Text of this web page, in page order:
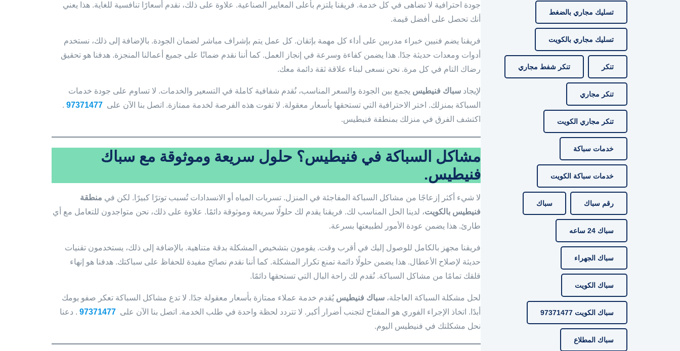
جودة احترافية لا تضاهى في كل خدمة. فريقنا يلتزم بأعلى المعايير الصناعية. علاوة على ذلك، نقدم أسعارًا تنافسية للغاية. هذا يعني
أنك تحصل على أفضل قيمة.
فريقنا يضم فنيين خبراء مدربين على أداء كل مهمة بإتقان. كل عمل يتم بإشراف مباشر لضمان الجودة. بالإضافة إلى ذلك، نستخدم
أدوات ومعدات حديثة جدًا. هذا يضمن كفاءة وسرعة في إنجاز العمل. كما أننا نقدم ضمانًا على جميع أعمالنا المنجزة. هدفنا هو تحقيق
رضاك التام في كل مرة. نحن نسعى لبناء علاقة ثقة دائمة معك.
لإيجادسباك فنيطيس يجمع بين الجودة والسعر المناسب، نُقدم شفافية كاملة في التسعير والخدمات. لا تساوم على جودة خدمات
السباكة بمنزلك. اختر الاحترافية التي تستحقها بأسعار معقولة. لا تفوت هذه الفرصة لخدمة ممتازة. اتصل بنا الآن على 97371477
.
اكتشف الفرق في منزلك بمنطقة فنيطيس.
مشاكل السباكة في فنيطيس؟ حلول سريعة وموثوقة مع سباك
فنيطيس.
لا شيء أكثر إزعاجًا من مشاكل السباكة المفاجئة في المنزل. تسربات المياه أو الانسدادات تُسبب توترًا كبيرًا. لكن في منطقة
فنيطيس بالكويت، لدينا الحل المناسب لك. فريقنا يقدم لك حلولًا سريعة وموثوقة دائمًا. علاوة على ذلك، نحن متواجدون للتعامل مع أي
طارئ. هذا يضمن عودة الأمور لطبيعتها بسرعة.
فريقنا مجهز بالكامل للوصول إليك في أقرب وقت. يقومون بتشخيص المشكلة بدقة متناهية. بالإضافة إلى ذلك، يستخدمون تقنيات
حديثة لإصلاح الأعطال. هذا يضمن حلولًا دائمة تمنع تكرار المشكلة. كما أننا نقدم نصائح مفيدة للحفاظ على سباكتك. هدفنا هو إنهاء
قلقك تمامًا من مشاكل السباكة. نُقدم لك راحة البال التي تستحقها دائمًا.
لحل مشكلة السباكة العاجلة،سباك فنيطيس يُقدم خدمة عملاء ممتازة بأسعار معقولة جدًا. لا تدع مشاكل السباكة تعكر صفو يومك
أبدًا. اتخاذ الإجراء الفوري هو المفتاح لتجنب أضرار أكبر. لا تتردد لحظة واحدة في طلب الخدمة. اتصل بنا الآن على 97371477 . دعنا
نحل مشكلتك في فنيطيس اليوم.
تسليك مجاري بالضغط
تسليك مجاري بالكويت
تنكر تنكر شفط مجاري
تنكر مجاري
تنكر مجاري الكويت
خدمات سباكة
خدمات سباكة الكويت
رقم سباك سباك
سباك 24 ساعه
سباك الجهراء
سباك الكويت
سباك الكويت 97371477
سباك المطلاع